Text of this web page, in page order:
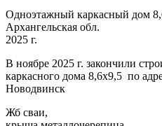
Одноэтажный каркасный дом
Архангельская обл.
2025 г.
В ноябре 2025 г. закончили
каркасного дома 8,6х9,5 по
Новодвинск
Жб сваи,